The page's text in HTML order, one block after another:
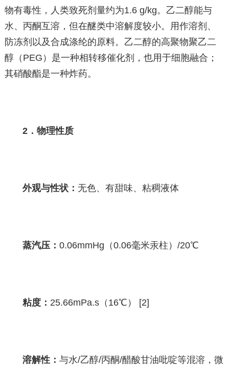
物有毒性，人类致死剂量约为1.6 g/kg。乙二醇能与
水、丙酮互溶，但在醚类中溶解度较小。用作溶剂、
防冻剂以及合成涤纶的原料。乙二醇的高聚物聚乙二
醇（PEG）是一种相转移催化剂，也用于细胞融合；
其硝酸酯是一种炸药。
2．物理性质
外观与性状： 无色、有甜味、粘稠液体
蒸汽压：0.06mmHg（0.06毫米汞柱）/20℃
粘度： 25.66mPa.s（16℃） [2]
溶解性：与水/乙醇/丙酮/醋酸甘油吡啶等混溶，微